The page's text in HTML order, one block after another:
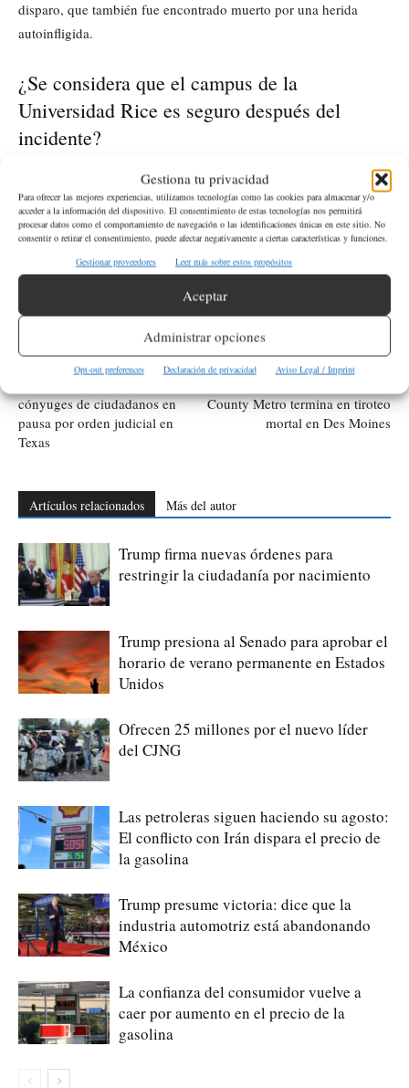
Gestiona tu privacidad
Para ofrecer las mejores experiencias, utilizamos tecnologías como las cookies para almacenar y/o
acceder a la información del dispositivo. El consentimiento de estas tecnologías nos permitirá
procesar datos como el comportamiento de navegación o las identificaciones únicas en este sitio. No
consentir o retirar el consentimiento, puede afectar negativamente a ciertas características y funciones.
Gestionar proveedores
Leer más sobre estos propósitos
Aceptar
Administrar opciones
Opt-out preferences Declaración de privacidad Aviso Legal / Imprint
disparo, que también fue encontrado muerto por una herida
autoinfligida.
¿Se considera que el campus de la
Universidad Rice es seguro después del
incidente?
Sí, el presidente de la Universidad Rice, Reginald DesRoches, ha
asegurado a la comunidad que el campus es seguro y que no
existe una amenaza inmediata tras elasesinato-suicidio en
Artículo anterior
cónyuges de ciudadanos en
pausa por orden judicial en
Texas
Artículo siguiente
County Metro termina en tiroteo
mortal en Des Moines
Artículos relacionados Más del autor
Trump firma nuevas órdenes para
restringir la ciudadanía por nacimiento
Trump presiona al Senado para aprobar el
horario de verano permanente en Estados
Unidos
Ofrecen 25 millones por el nuevo líder
del CJNG
Las petroleras siguen haciendo su agosto:
El conflicto con Irán dispara el precio de
la gasolina
Trump presume victoria: dice que la
industria automotriz está abandonando
México
La confianza del consumidor vuelve a
caer por aumento en el precio de la
gasolina